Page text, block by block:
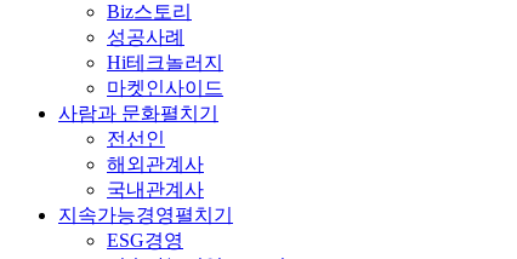
Biz스토리
성공사례
Hi테크놀러지
마켓인사이드
사람과 문화펼치기
전선인
해외관계사
국내관계사
지속가능경영펼치기
ESG경영